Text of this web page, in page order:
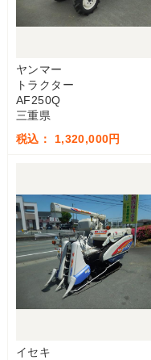
ヤンマー
トラクター
AF250Q
三重県
税込： 1,320,000円
イセキ